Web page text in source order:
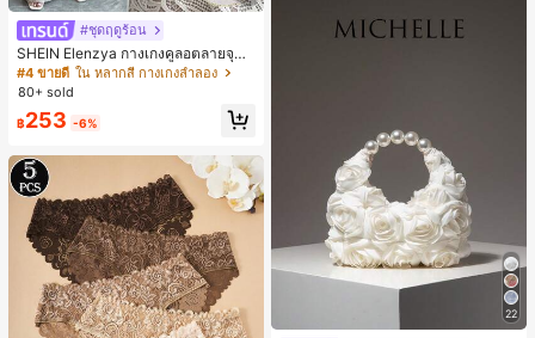
#ชุดฤดูร้อน
SHEIN Elenzya กางเกงคูลอตลายจุดเ
อวสูงแบบใหม่สำหรับฤดูใบไม้ผลิ/ฤดูร้อ
น, สไตล์หรูหราเหมาะสำหรับใส่ในชีวิต
ทจสำหรับฤดูรับปริญญา, เทศกาลดนตร
#4 ขายดี ใน หลากสี กางเกงลำลอง
80+ sold
฿253 -6%
22